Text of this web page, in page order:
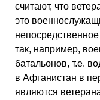
считают, что
это
так, например,
батальонов, т.е.
в Афганистан в
являются